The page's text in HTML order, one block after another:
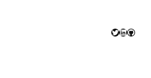
Twitter
LinkedIn